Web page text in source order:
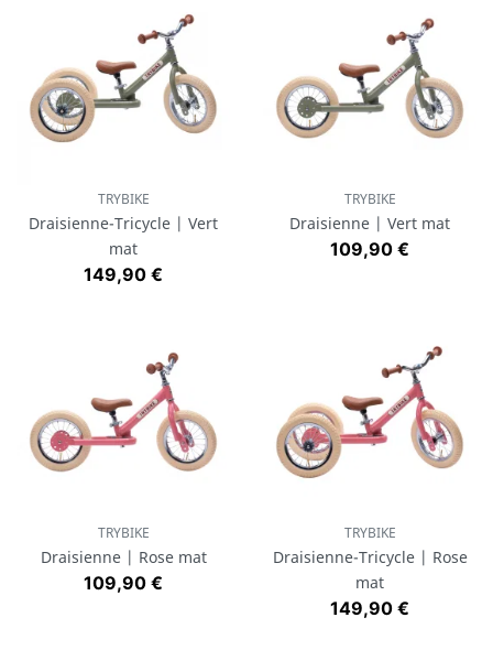
Trybike est robuste, il est fait pour les enfants de 15 mois à 6 ans
et passera aisément aux petits frères et soeurs.
TRYBIKE
Draisienne-Tricycle | Vert
mat
Prix
149,90 €
TRYBIKE
Draisienne | Vert mat
Prix
109,90 €
TRYBIKE
Draisienne | Rose mat
Prix
109,90 €
TRYBIKE
Draisienne-Tricycle | Rose
mat
Prix
149,90 €